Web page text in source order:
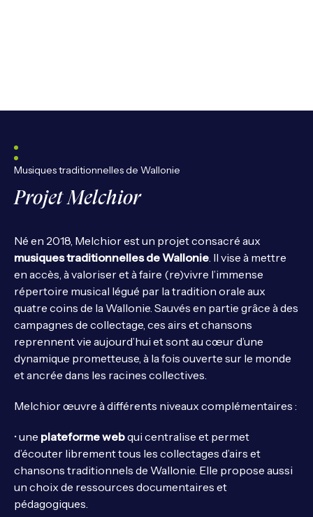
Musiques traditionnelles de Wallonie
Projet Melchior
Né en 2018, Melchior est un projet consacré aux
musiques traditionnelles de Wallonie . Il vise à mettre
en accès, à valoriser et à faire (re)vivre l’immense
répertoire musical légué par la tradition orale aux
quatre coins de la Wallonie. Sauvés en partie grâce à des
campagnes de collectage, ces airs et chansons
reprennent vie aujourd’hui et sont au cœur d’une
dynamique prometteuse, à la fois ouverte sur le monde
et ancrée dans les racines collectives.
Melchior œuvre à différents niveaux complémentaires :
• une plateforme webqui centralise et permet
d’écouter librement tous les collectages d’airs et
chansons traditionnels de Wallonie. Elle propose aussi
un choix de ressources documentaires et
pédagogiques.